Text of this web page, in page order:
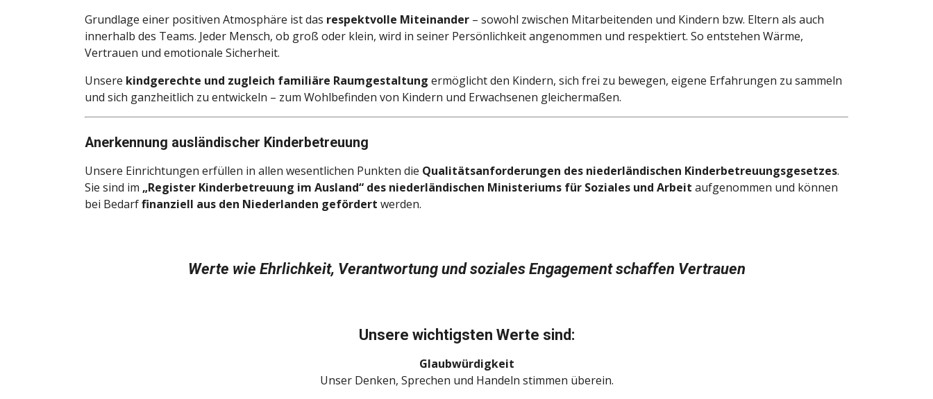
Grundlage einer positiven Atmosphäre ist das respektvolle Miteinander – sowohl zwischen Mitarbeitenden und Kindern bzw. Eltern als auch
innerhalb des Teams. Jeder Mensch, ob groß oder klein, wird in seiner Persönlichkeit angenommen und respektiert. So entstehen Wärme,
Vertrauen und emotionale Sicherheit.
Unsere kindgerechte und zugleich familiäre Raumgestaltung ermöglicht den Kindern, sich frei zu bewegen, eigene Erfahrungen zu sammeln
und sich ganzheitlich zu entwickeln – zum Wohlbefinden von Kindern und Erwachsenen gleichermaßen.
Anerkennung ausländischer Kinderbetreuung
Unsere Einrichtungen erfüllen in allen wesentlichen Punkten die Qualitätsanforderungen des niederländischen Kinderbetreuungsgesetzes.
Sie sind im „Register Kinderbetreuung im Ausland“ des niederländischen Ministeriums für Soziales und Arbeit aufgenommen und können
bei Bedarffinanziell aus den Niederlanden gefördert werden.
Werte wie Ehrlichkeit, Verantwortung und soziales Engagement schaffen Vertrauen
Unsere wichtigsten Werte sind:
Glaubwürdigkeit
Unser Denken, Sprechen und Handeln stimmen überein.